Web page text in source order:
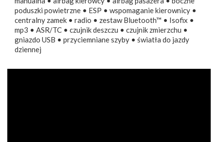
poduszki powietrzne • ESP • wspomaganie kierownicy •
centralny zamek • radio • zestaw Bluetooth™ • Isofix •
mp3 • ASR/TC • czujnik deszczu • czujnik zmierzchu •
gniazdo USB • przyciemniane szyby • światła do jazdy
dziennej